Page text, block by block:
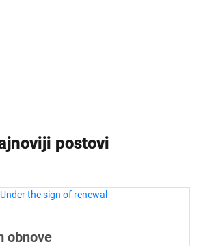
postovi
obnove